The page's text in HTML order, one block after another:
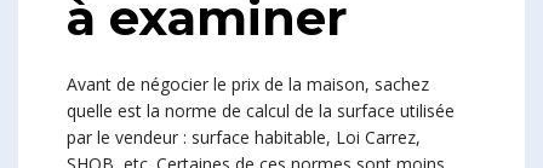
à examiner
Avant de négocier le prix de la maison, sachez
quelle est la norme de calcul de la surface utilisée
par le vendeur : surface habitable, Loi Carrez,